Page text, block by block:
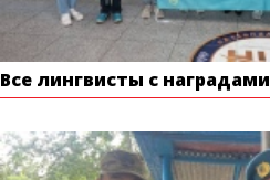
Все лингвисты с наградами